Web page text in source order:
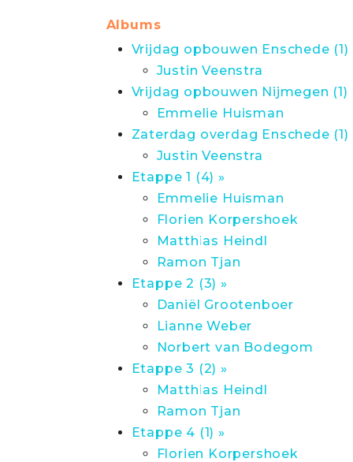
Albums
Vrijdag opbouwen Enschede (1)
Justin Veenstra
Vrijdag opbouwen Nijmegen (1)
Emmelie Huisman
Zaterdag overdag Enschede (1)
Justin Veenstra
Etappe 1 (4) »
Emmelie Huisman
Florien Korpershoek
Matthias Heindl
Ramon Tjan
Etappe 2 (3) »
Daniël Grootenboer
Lianne Weber
Norbert van Bodegom
Etappe 3 (2) »
Matthias Heindl
Ramon Tjan
Etappe 4 (1) »
Florien Korpershoek